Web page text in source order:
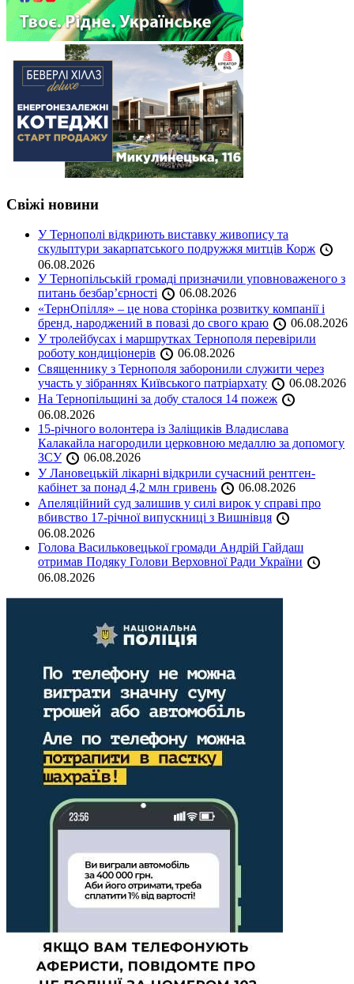
Свіжі новини
У Тернополі відкриють виставку живопису та
скульптури закарпатського подружжя митців Корж
06.08.2026
У Тернопільській громаді призначили уповноваженого з
питань безбар’єрності
06.08.2026
«ТернОпілля» – це нова сторінка розвитку компанії і
бренд, народжений в повазі до свого краю
06.08.2026
У тролейбусах і маршрутках Тернополя перевірили
роботу кондиціонерів
06.08.2026
Священнику з Тернополя заборонили служити через
участь у зібраннях Київського патріархату
06.08.2026
На Тернопільщині за добу сталося 14 пожеж
06.08.2026
15-річного волонтера із Заліщиків Владислава
Калакайла нагородили церковною медаллю за допомогу
ЗСУ
06.08.2026
У Лановецькій лікарні відкрили сучасний рентген-
кабінет за понад 4,2 млн гривень
06.08.2026
Апеляційний суд залишив у силі вирок у справі про
вбивство 17-річної випускниці з Вишнівця
06.08.2026
Голова Васильковецької громади Андрій Гайдаш
отримав Подяку Голови Верховної Ради України
06.08.2026